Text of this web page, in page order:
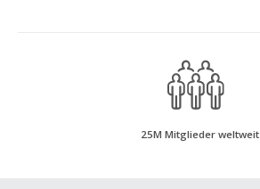
25M Mitglieder weltweit